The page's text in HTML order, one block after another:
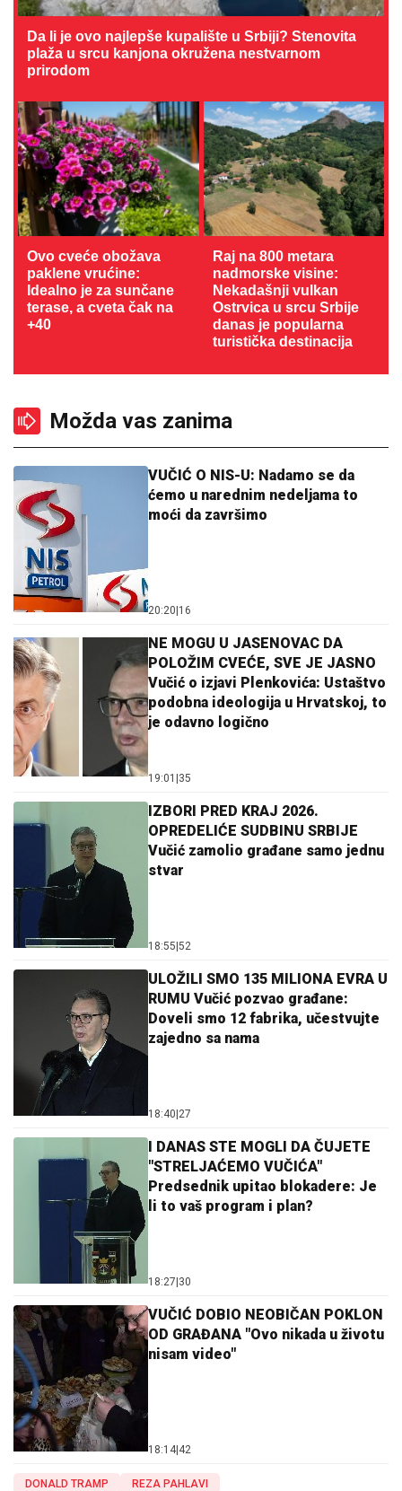
Da li je ovo najlepše kupalište u Srbiji? Stenovita
plaža u srcu kanjona okružena nestvarnom
prirodom
Ovo cveće obožava
paklene vrućine:
Idealno je za sunčane
terase, a cveta čak na
+40
Raj na 800 metara
nadmorske visine:
Nekadašnji vulkan
Ostrvica u srcu Srbije
danas je popularna
turistička destinacija
Možda vas zanima
VUČIĆ O NIS-U: Nadamo se da
ćemo u narednim nedeljama to
moći da završimo
20:20 16
NE MOGU U JASENOVAC DA
POLOŽIM CVEĆE, SVE JE JASNO
Vučić o izjavi Plenkovića: Ustaštvo
podobna ideologija u Hrvatskoj, to
je odavno logično
19:01 35
IZBORI PRED KRAJ 2026.
OPREDELIĆE SUDBINU SRBIJE
Vučić zamolio građane samo jednu
stvar
18:55 52
ULOŽILI SMO 135 MILIONA EVRA U
RUMU Vučić pozvao građane:
Doveli smo 12 fabrika, učestvujte
zajedno sa nama
18:40 27
I DANAS STE MOGLI DA ČUJETE
"STRELJAĆEMO VUČIĆA"
Predsednik upitao blokadere: Je
li to vaš program i plan?
18:27 30
VUČIĆ DOBIO NEOBIČAN POKLON
OD GRAĐANA "Ovo nikada u životu
nisam video"
18:14 42
DONALD TRAMP REZA PAHLAVI